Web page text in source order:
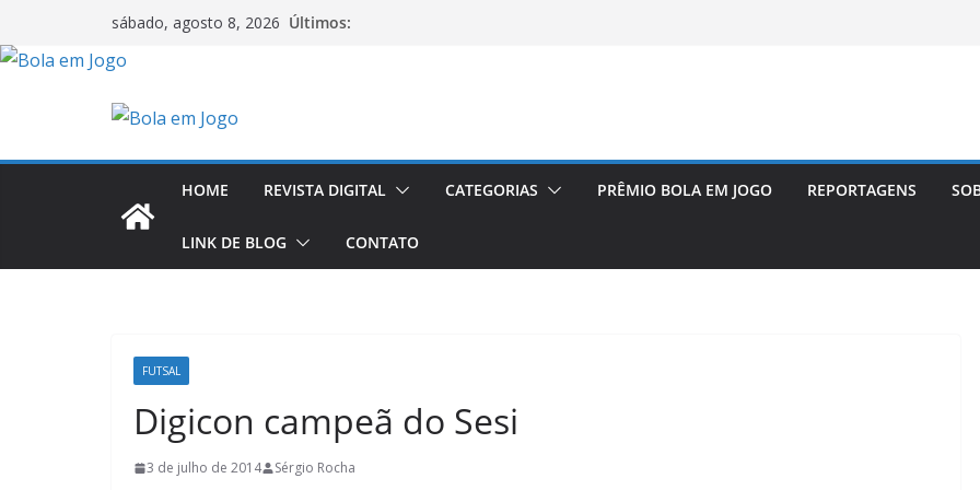
sábado, agosto 8, 2026 Últimos:
HOME REVISTA DIGITAL CATEGORIAS PRÊMIO BOLA EM JOGO REPORTAGENS
LINK DE BLOG CONTATO
FUTSAL
Digicon campeã do Sesi
3 de julho de 2014 Sérgio Rocha